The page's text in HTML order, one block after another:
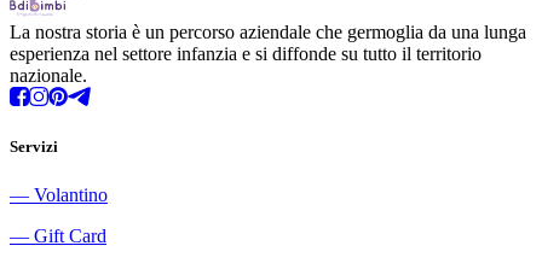
La nostra storia è un percorso aziendale che germoglia da una lunga
esperienza nel settore infanzia e si diffonde su tutto il territorio
nazionale.
Servizi
― Volantino
― Gift Card